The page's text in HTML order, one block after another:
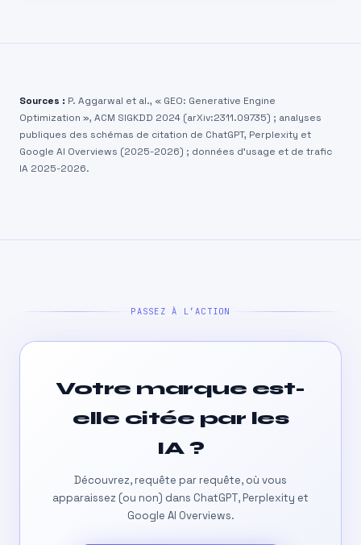
Sources : P. Aggarwal et al., « GEO: Generative Engine
Optimization », ACM SIGKDD 2024 (arXiv:2311.09735) ; analyses
publiques des schémas de citation de ChatGPT, Perplexity et
Google AI Overviews (2025-2026) ; données d’usage et de trafic
IA 2025-2026.
PASSEZ À L’ACTION
Votre marque est-
elle citée par les
IA ?
Découvrez, requête par requête, où vous
apparaissez (ou non) dans ChatGPT, Perplexity et
Google AI Overviews.